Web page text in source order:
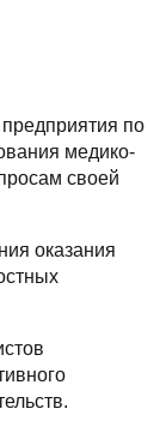
по
медико-
своей
оказания